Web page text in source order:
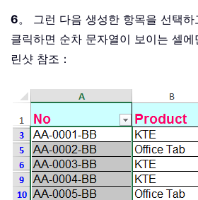
6。 그런 다음 생성한 항목을 선택하
클릭하면 순차 문자열이 보이는 셀
린샷 참조：